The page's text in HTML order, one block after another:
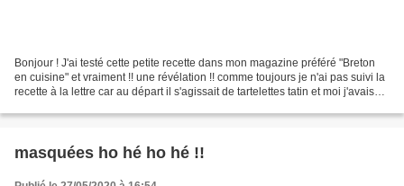
Bonjour ! J'ai testé cette petite recette dans mon magazine préféré "Breton
en cuisine" et vraiment !! une révélation !! comme toujours je n'ai pas suivi la
recette à la lettre car au départ il s'agissait de tartelettes tatin et moi j'avais
masquées ho hé ho hé !!